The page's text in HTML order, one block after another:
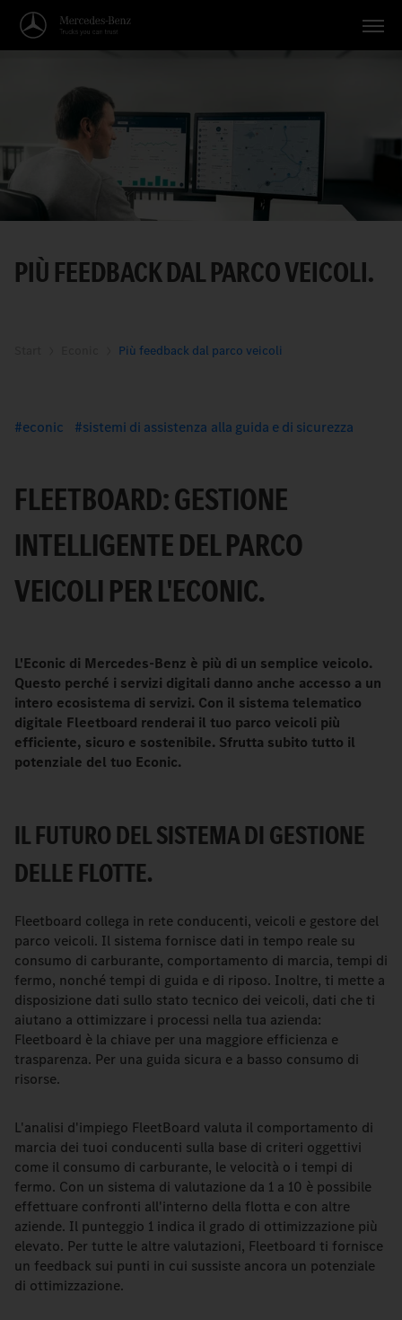
Applicazioni
Servizio
Italiano
PIÙ FEEDBACK DAL PARCO VEICOLI.
Più feedback dal parco veicoli
econic sistemi di assistenza alla guida e di sicurezza
FLEETBOARD: GESTIONE
INTELLIGENTE DEL PARCO
VEICOLI PER L'ECONIC.
L'Econic di Mercedes-Benz è più di un semplice veicolo.
Questo perché i servizi digitali danno anche accesso a un
intero ecosistema di servizi. Con il sistema telematico
digitale Fleetboard renderai il tuo parco veicoli più
efficiente, sicuro e sostenibile. Sfrutta subito tutto il
potenziale del tuo Econic.
IL FUTURO DEL SISTEMA DI GESTIONE
DELLE FLOTTE.
Fleetboard collega in rete conducenti, veicoli e gestore del
parco veicoli. Il sistema fornisce dati in tempo reale su
consumo di carburante, comportamento di marcia, tempi di
fermo, nonché tempi di guida e di riposo. Inoltre, ti mette a
disposizione dati sullo stato tecnico dei veicoli, dati che ti
aiutano a ottimizzare i processi nella tua azienda:
Fleetboard è la chiave per una maggiore efficienza e
trasparenza. Per una guida sicura e a basso consumo di
risorse.
L'analisi d'impiego FleetBoard valuta il comportamento di
marcia dei tuoi conducenti sulla base di criteri oggettivi
come il consumo di carburante, le velocità o i tempi di
fermo. Con un sistema di valutazione da 1 a 10 è possibile
effettuare confronti all'interno della flotta e con altre
aziende. Il punteggio 1 indica il grado di ottimizzazione più
elevato. Per tutte le altre valutazioni, Fleetboard ti fornisce
un feedback sui punti in cui sussiste ancora un potenziale
di ottimizzazione.